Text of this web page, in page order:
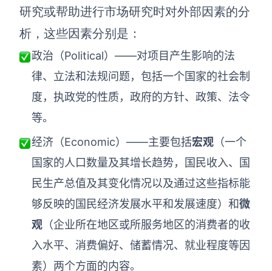
AI生成价值链
数据分析与策略
AI生成用户画像
AI生成Smart分析
AI生成波士顿矩阵
AI生成波特五力模型
AI生成4P营销理论模型
AI生成竞品分析
AI生成安索夫矩阵
AI生成Grow模型
AI生成PPT
AI生成图片
AI对话
AI生成简历
研究或帮助进行市场研究时对外部因素的分
析，这些因素分别是：
政治（Political）——对项目产生影响的法
律、立法和法规问题，包括一个国家的社会制
度，执政党的性质，政府的方针、政策、法令
等。
经济（Economic）——主要包括宏观 （一个
国家的人口数量及其增长趋势，国民收入、国
民生产总值及其变化情况以及通过这些指标能
够反映的国民经济发展水平和发展速度）和微
观 （企业所在地区或所服务地区的消费者的收
入水平、消费偏好、储蓄情况、就业程度等因
素）两个方面的内容。